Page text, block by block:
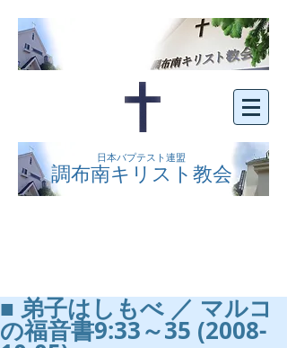
日本バプテスト連盟
調布南キリスト教会
■ 弟子はしもべ ／ マルコ
の福音書9:33～35 (2008-